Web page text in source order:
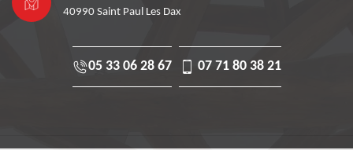
40990 Saint Paul Les Dax
05 33 06 28 67 07 71 80 38 21